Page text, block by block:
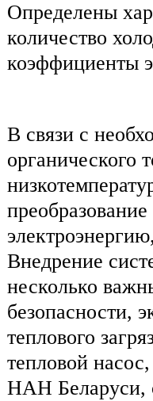
Определены
количество
коэффициенты
В связи с
органического
Внедрение
несколько
безопасности,
теплового
тепловой
НАН Беларуси,